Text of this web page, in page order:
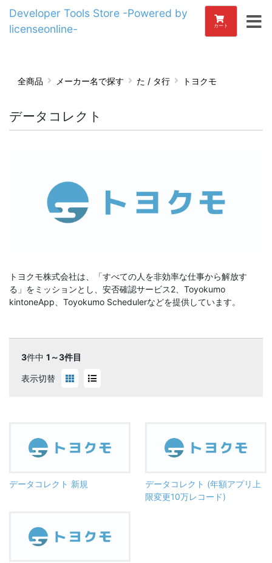
Developer Tools Store -Powered by
licenseonline-
カート
全商品 メーカー名で探す た / タ行 トヨクモ
データコレクト
トヨクモ株式会社は、「すべての人を非効率な仕事から解放す
る」をミッションとし、安否確認サービス2、Toyokumo
kintoneApp、Toyokumo Schedulerなどを提供しています。
3件中 1～3件目
表示切替
データコレクト 新規
データコレクト (年額アプリ上
限変更10万レコード)